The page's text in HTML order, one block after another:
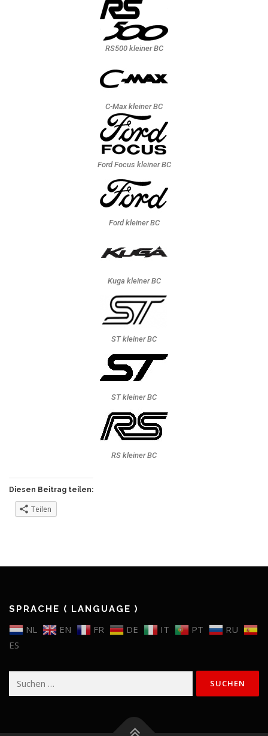
RS500 kleiner BC
C-Max kleiner BC
Ford Focus kleiner BC
Ford kleiner BC
Kuga kleiner BC
ST kleiner BC
ST kleiner BC
RS kleiner BC
Diesen Beitrag teilen:
Teilen
SPRACHE ( LANGUAGE )
NL EN FR DE IT PT
RU
ES